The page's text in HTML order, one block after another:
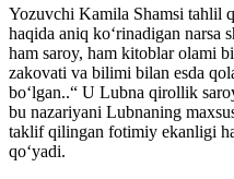
Yozuvchi Kamila Shamsi tahlil
haqida aniq koʻrinadigan narsa
ham saroy, ham kitoblar olami
zakovati va bilimi bilan esda
boʻlgan..“ U Lubna qirollik
bu nazariyani Lubnaning
taklif qilingan fotimiy ekanligi
qoʻyadi.